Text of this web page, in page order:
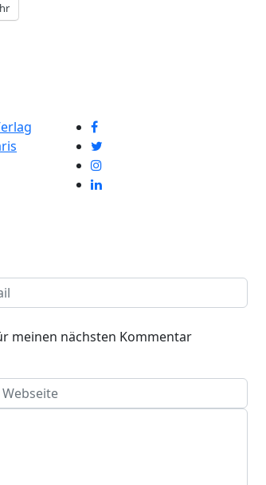
meinen nächsten Kommentar